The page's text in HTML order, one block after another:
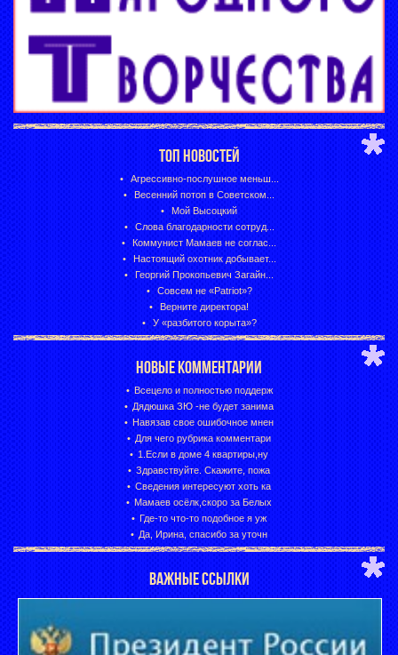
ТОП НОВОСТЕЙ
Агрессивно-послушное меньш...
Весенний потоп в Советском...
Мой Высоцкий
Слова благодарности сотруд...
Коммунист Мамаев не соглас...
Настоящий охотник добывает...
Георгий Прокопьевич Загайн...
Совсем не «Patriot»?
Верните директора!
У «разбитого корыта»?
НОВЫЕ КОММЕНТАРИИ
Всецело и полностью поддерж
Дядюшка ЗЮ -не будет занима
Навязав свое ошибочное мнен
Для чего рубрика комментари
1.Если в доме 4 квартиры,ну
Здравствуйте. Скажите, пожа
Сведения интересуют хоть ка
Мамаев осёлк,скоро за Белых
Где-то что-то подобное я уж
Да, Ирина, спасибо за уточн
ВАЖНЫЕ ССЫЛКИ